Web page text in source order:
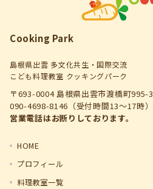
Cooking Park
島根県出雲 多文化共生・国際交流
こども料理教室 クッキングパーク
〒693-0004 島根県出雲市渡橋町995-3
090-4698-8146（受付時間13～17時）
営業電話はお断りしております。
HOME
プロフィール
料理教室一覧